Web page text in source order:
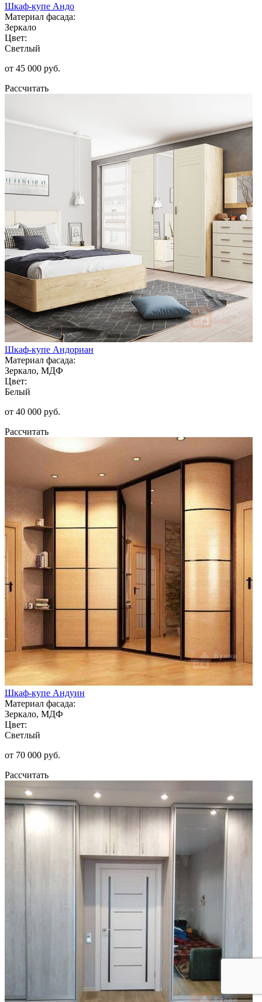
Шкаф-купе Андо
Материал фасада:
Зеркало
Цвет:
Светлый
от 45 000 руб.
Рассчитать
Шкаф-купе Андориан
Материал фасада:
Зеркало, МДФ
Цвет:
Белый
от 40 000 руб.
Рассчитать
Шкаф-купе Андуин
Материал фасада:
Зеркало, МДФ
Цвет:
Светлый
от 70 000 руб.
Рассчитать